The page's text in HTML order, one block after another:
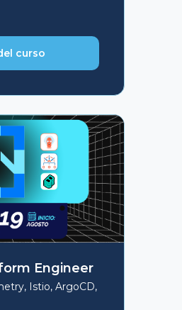
curso
Engineer
Istio, ArgoCD,